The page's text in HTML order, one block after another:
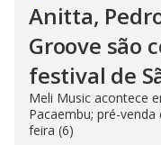
Anitta,
Groove são
festival de
Meli Music acontece
Pacaembu; pré-
feira (6)